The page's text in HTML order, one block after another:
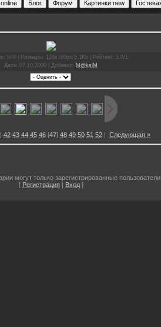
: 849 | Размеры: 128x160px/5.1Kb | Рейтинг: 3.0/1
Дата : 07.10.2009 | Добавил: M@ksiM
42 43 44 45 46[47] 48 49 50 51 52| Следующая »
могут только зарегистрированные пользователи.
[ Регистрация| Вход]